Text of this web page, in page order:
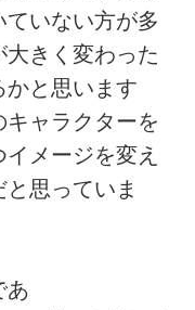
いない方が多
きく変わった
かと思います
ャラクターを
メージを変え
思っていま
あ